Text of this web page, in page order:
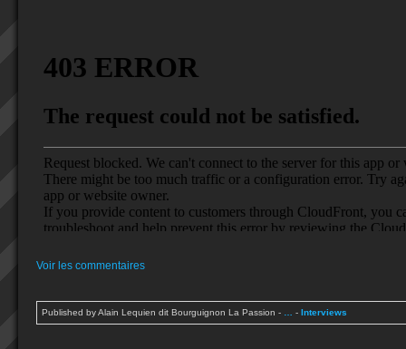
Voir les commentaires
Published by Alain Lequien dit Bourguignon La Passion - - Interviews